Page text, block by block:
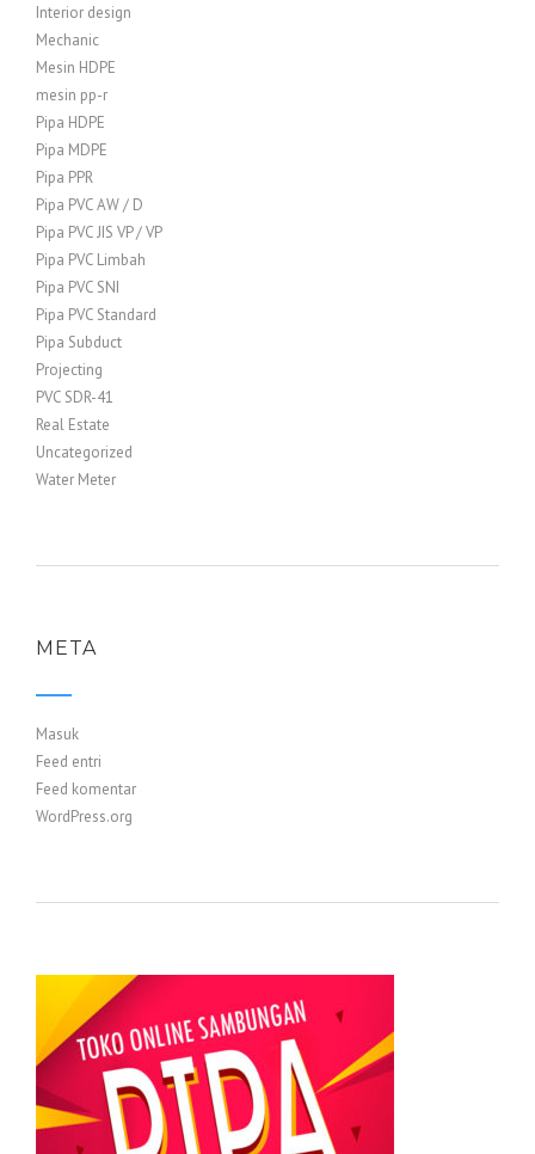
Interior design
Mechanic
Mesin HDPE
mesin pp-r
Pipa HDPE
Pipa MDPE
Pipa PPR
Pipa PVC AW / D
Pipa PVC JIS VP / VP
Pipa PVC Limbah
Pipa PVC SNI
Pipa PVC Standard
Pipa Subduct
Projecting
PVC SDR-41
Real Estate
Uncategorized
Water Meter
META
Masuk
Feed entri
Feed komentar
WordPress.org